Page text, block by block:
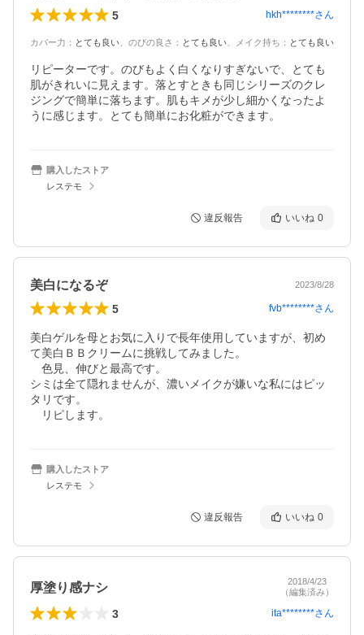
5 hkh********さん
カバー力 ： とても良い のびの良さ ： とても良い メイク持ち ： とても良い
リピーターです。のびもよく白くなりすぎないで、とても
肌がきれいに見えます。落とすときも同じシリーズのクレ
ジングで簡単に落ちます。肌もキメが少し細かくなったよ
うに感じます。とても簡単にお化粧ができます。
購入したストア
レステモ
違反報告 いいね 0
美白になるぞ 2023/8/28
5 fvb********さん
美白ゲルを母とお気に入りで長年使用していますが、初め
て美白ＢＢクリームに挑戦してみました。
色見、伸びと最高です。
シミは全て隠れませんが、濃いメイクが嫌いな私にはピッ
タリです。
リピします。
購入したストア
レステモ
違反報告 いいね 0
厚塗り感ナシ
2018/4/23
（編集済み）
3 ita********さん